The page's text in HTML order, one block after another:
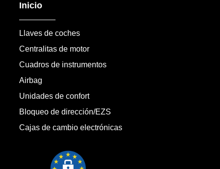
Inicio
Llaves de coches
Centralitas de motor
Cuadros de instrumentos
Airbag
Unidades de confort
Bloqueo de dirección/EZS
Cajas de cambio electrónicas